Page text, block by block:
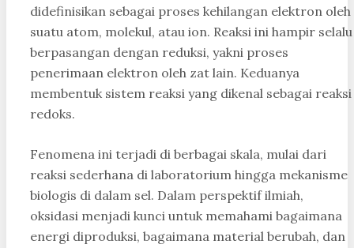
didefinisikan sebagai proses kehilangan elektron oleh
suatu atom, molekul, atau ion. Reaksi ini hampir selalu
berpasangan dengan reduksi, yakni proses
penerimaan elektron oleh zat lain. Keduanya
membentuk sistem reaksi yang dikenal sebagai reaksi
redoks.
Fenomena ini terjadi di berbagai skala, mulai dari
reaksi sederhana di laboratorium hingga mekanisme
biologis di dalam sel. Dalam perspektif ilmiah,
oksidasi menjadi kunci untuk memahami bagaimana
energi diproduksi, bagaimana material berubah, dan